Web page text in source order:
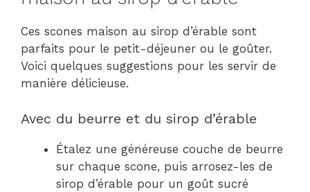
Ces scones maison au sirop d’érable sont
parfaits pour le petit-déjeuner ou le goûter.
Voici quelques suggestions pour les servir de
manière délicieuse.
Avec du beurre et du sirop d’érable
Étalez une généreuse couche de beurre
sur chaque scone, puis arrosez-les de
sirop d’érable pour un goût sucré